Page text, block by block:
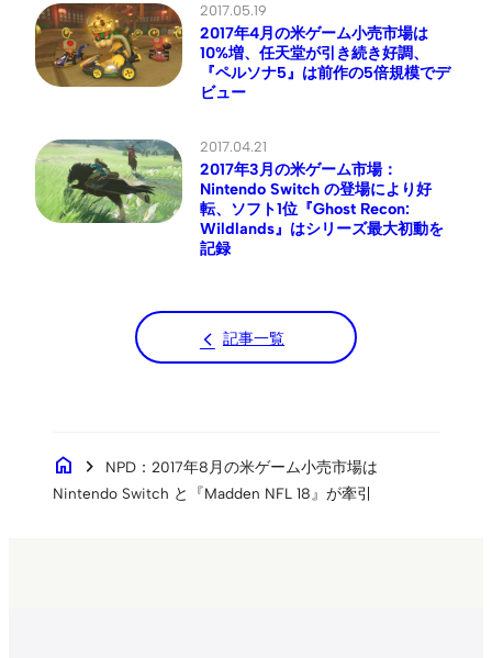
2017.05.19
2017年4月の米ゲーム小売市場は
10%増、任天堂が引き続き好調、
『ペルソナ5』は前作の5倍規模でデ
ビュー
2017.04.21
2017年3月の米ゲーム市場：
Nintendo Switch の登場により好
転、ソフト1位『Ghost Recon:
Wildlands』はシリーズ最大初動を
記録
記事一覧
home chevron_right
NPD：2017年8月の米ゲーム小売市場は
Nintendo Switch と『Madden NFL 18』が牽引